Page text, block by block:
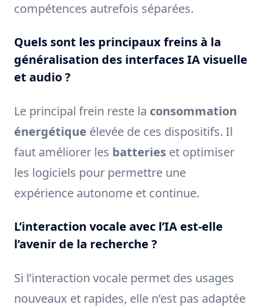
compétences autrefois séparées.
Quels sont les principaux freins à la
généralisation des interfaces IA visuelle
et audio ?
Le principal frein reste la consommation
énergétique élevée de ces dispositifs. Il
faut améliorer les batteries et optimiser
les logiciels pour permettre une
expérience autonome et continue.
L’interaction vocale avec l’IA est-elle
l’avenir de la recherche ?
Si l’interaction vocale permet des usages
nouveaux et rapides, elle n’est pas adaptée